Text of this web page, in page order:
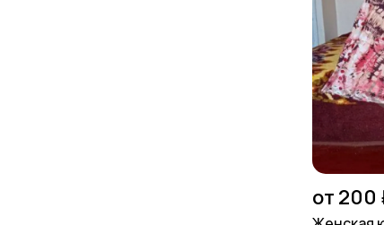
от 200